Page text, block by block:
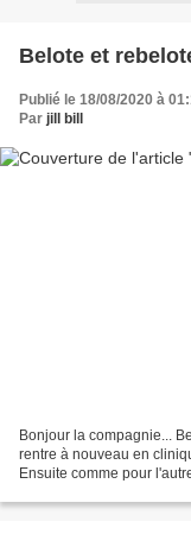
Belote et
Publié le 18/08/2020 à
Par jill bill
Bonjour la compagnie...
rentre à nouveau en
Ensuite comme pour